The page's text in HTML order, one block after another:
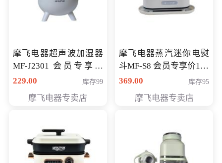
摩飞电器超声波加湿器
MF-J2301 会员专享价
168元
229.00 库存99
摩飞电器专卖店
摩飞电器蒸汽迷你电熨
斗MF-S8 会员专享价168
元
369.00 库存95
摩飞电器专卖店